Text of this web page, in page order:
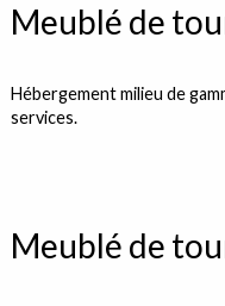
Meublé de
Hébergement milieu de
services.
Meublé de